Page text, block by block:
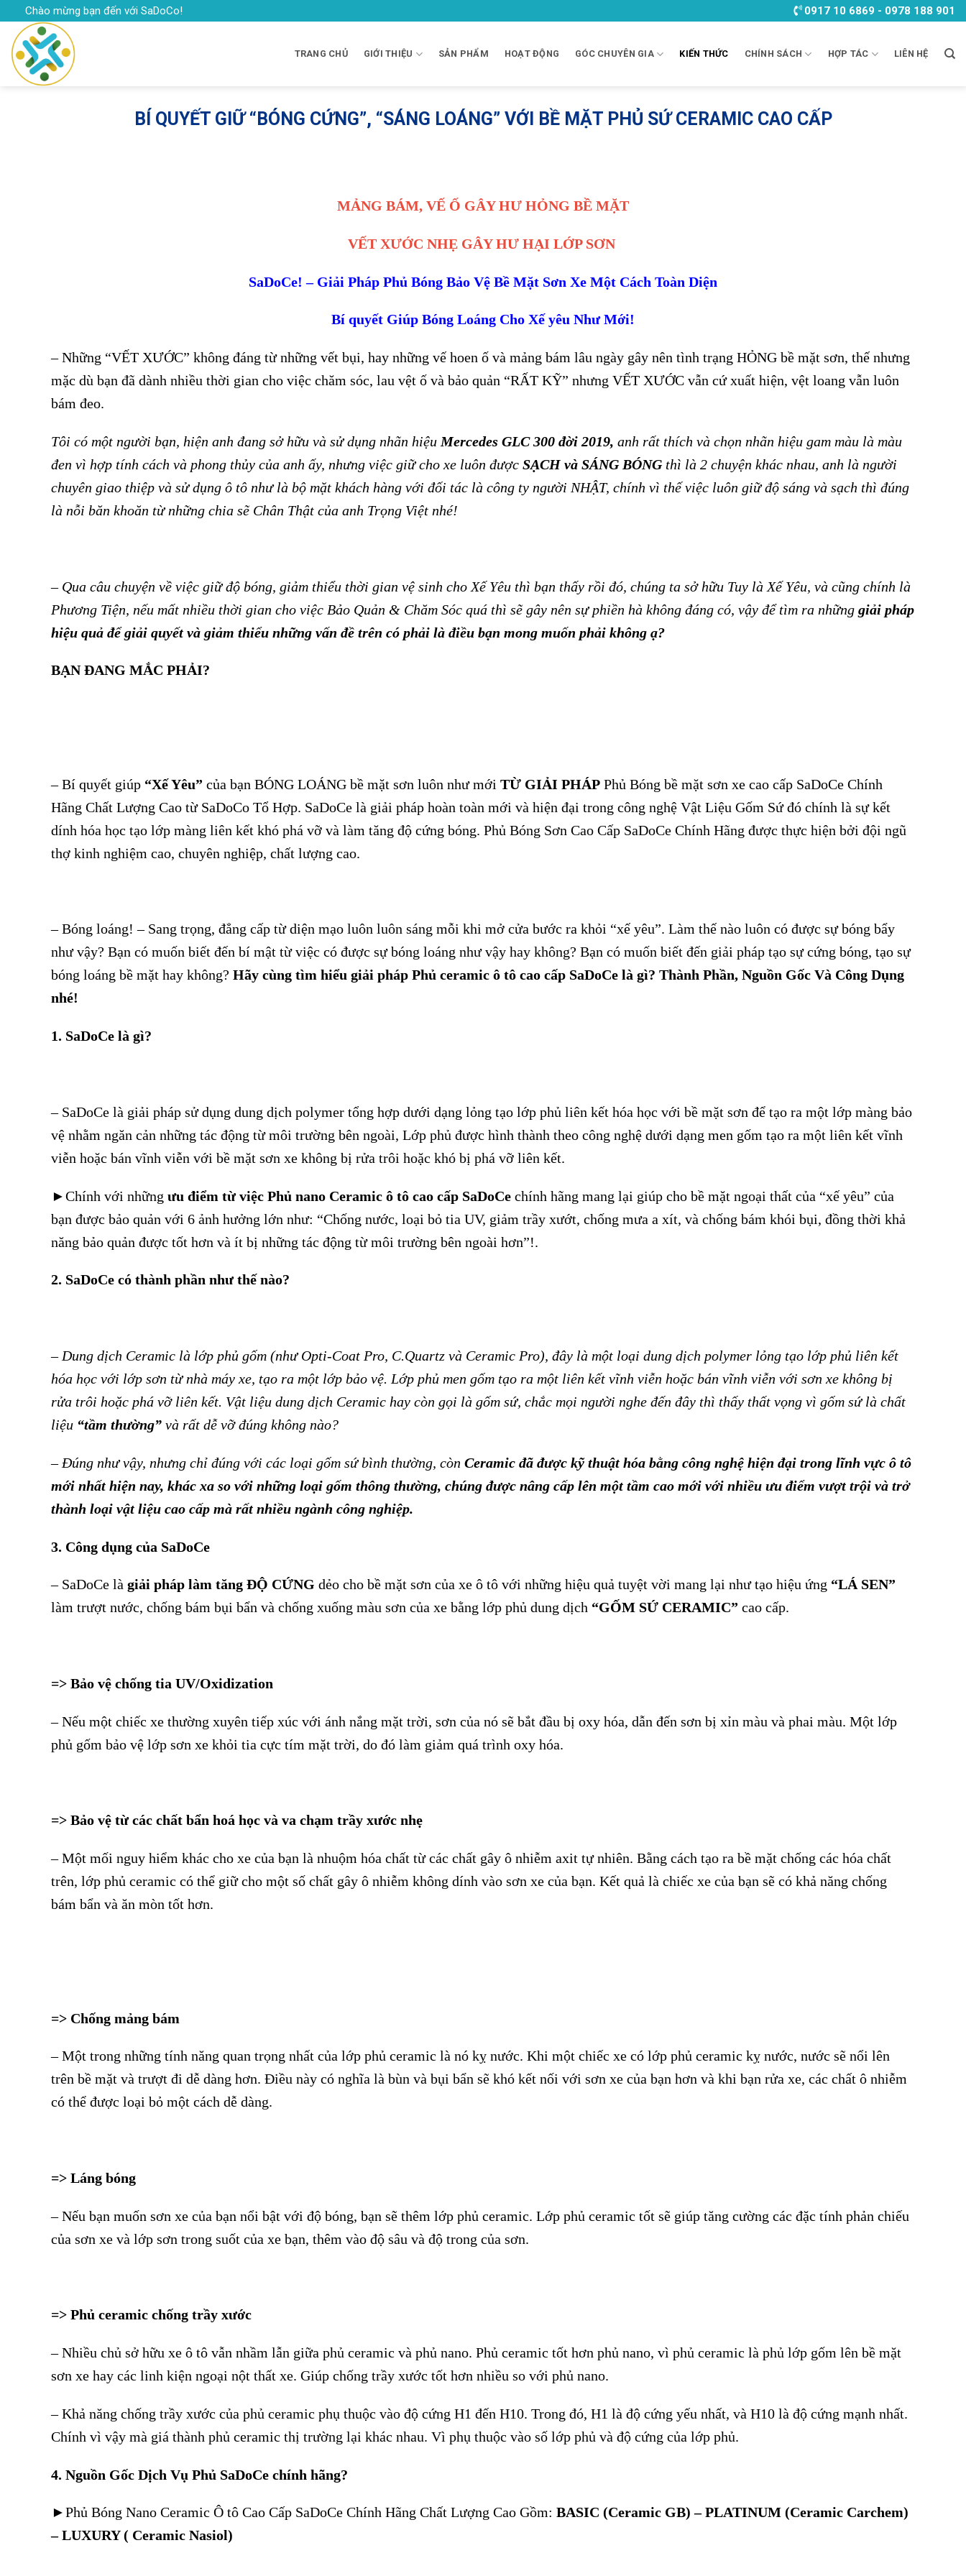
to
content
Chào mừng bạn đến với SaDoCo! 0917 10 6869 - 0978 188 901
TRANG CHỦ GIỚI THIỆU SẢN PHẨM HOẠT ĐỘNG GÓC CHUYÊN GIA KIẾN THỨC CHÍNH SÁCH HỢP TÁC LIÊN HỆ
BÍ QUYẾT GIỮ “BÓNG CỨNG”, “SÁNG LOÁNG” VỚI BỀ MẶT PHỦ SỨ CERAMIC CAO CẤP
MẢNG BÁM, VẾ Ố GÂY HƯ HỎNG BỀ MẶT
VẾT XƯỚC NHẸ GÂY HƯ HẠI LỚP SƠN
SaDoCe! – Giải Pháp Phủ Bóng Bảo Vệ Bề Mặt Sơn Xe Một Cách Toàn Diện
Bí quyết Giúp Bóng Loáng Cho Xế yêu Như Mới!
– Những “VẾT XƯỚC” không đáng từ những vết bụi, hay những vế hoen ố và mảng bám lâu ngày gây nên tình trạng HỎNG bề mặt sơn, thế nhưng
mặc dù bạn đã dành nhiều thời gian cho việc chăm sóc, lau vệt ố và bảo quản “RẤT KỸ” nhưng VẾT XƯỚC vẫn cứ xuất hiện, vệt loang vẫn luôn
bám đeo.
Tôi có một người bạn, hiện anh đang sở hữu và sử dụng nhãn hiệu Mercedes GLC 300 đời 2019, anh rất thích và chọn nhãn hiệu gam màu là màu
đen vì hợp tính cách và phong thủy của anh ấy, nhưng việc giữ cho xe luôn được SẠCH và SÁNG BÓNG thì là 2 chuyện khác nhau, anh là người
chuyên giao thiệp và sử dụng ô tô như là bộ mặt khách hàng với đối tác là công ty người NHẬT, chính vì thế việc luôn giữ độ sáng và sạch thì đúng
là nỗi băn khoăn từ những chia sẽ Chân Thật của anh Trọng Việt nhé!
–Qua câu chuyện về việc giữ độ bóng, giảm thiểu thời gian vệ sinh cho Xế Yêu thì bạn thấy rồi đó, chúng ta sở hữu Tuy là Xế Yêu, và cũng chính là
Phương Tiện, nếu mất nhiều thời gian cho việc Bảo Quản & Chăm Sóc quá thì sẽ gây nên sự phiền hà không đáng có, vậy để tìm ra những giải pháp
hiệu quả để giải quyết và giảm thiểu những vấn đề trên có phải là điều bạn mong muốn phải không ạ?
BẠN ĐANG MẮC PHẢI?
– Bí quyết giúp “Xế Yêu” của bạn BÓNG LOÁNG bề mặt sơn luôn như mới TỪ GIẢI PHÁP Phủ Bóng bề mặt sơn xe cao cấp SaDoCe Chính
Hãng Chất Lượng Cao từ SaDoCo Tổ Hợp. SaDoCe là giải pháp hoàn toàn mới và hiện đại trong công nghệ Vật Liệu Gốm Sứ đó chính là sự kết
dính hóa học tạo lớp màng liên kết khó phá vỡ và làm tăng độ cứng bóng. Phủ Bóng Sơn Cao Cấp SaDoCe Chính Hãng được thực hiện bởi đội ngũ
thợ kinh nghiệm cao, chuyên nghiệp, chất lượng cao.
– Bóng loáng! – Sang trọng, đẳng cấp từ diện mạo luôn luôn sáng mỗi khi mở cửa bước ra khỏi “xế yêu”. Làm thế nào luôn có được sự bóng bẩy
như vậy? Bạn có muốn biết đến bí mật từ việc có được sự bóng loáng như vậy hay không? Bạn có muốn biết đến giải pháp tạo sự cứng bóng, tạo sự
bóng loáng bề mặt hay không? Hãy cùng tìm hiểu giải pháp Phủ ceramic ô tô cao cấp SaDoCe là gì? Thành Phần, Nguồn Gốc Và Công Dụng
nhé!
1. SaDoCe là gì?
– SaDoCe là giải pháp sử dụng dung dịch polymer tổng hợp dưới dạng lỏng tạo lớp phủ liên kết hóa học với bề mặt sơn để tạo ra một lớp màng bảo
vệ nhằm ngăn cản những tác động từ môi trường bên ngoài, Lớp phủ được hình thành theo công nghệ dưới dạng men gốm tạo ra một liên kết vĩnh
viễn hoặc bán vĩnh viễn với bề mặt sơn xe không bị rửa trôi hoặc khó bị phá vỡ liên kết.
►Chính với những ưu điểm từ việc Phủ nano Ceramic ô tô cao cấp SaDoCe chính hãng mang lại giúp cho bề mặt ngoại thất của “xế yêu” của
bạn được bảo quản với 6 ảnh hưởng lớn như: “Chống nước, loại bỏ tia UV, giảm trầy xướt, chống mưa a xít, và chống bám khói bụi, đồng thời khả
năng bảo quản được tốt hơn và ít bị những tác động từ môi trường bên ngoài hơn”!.
2. SaDoCe có thành phần như thế nào?
– Dung dịch Ceramic là lớp phủ gốm (như Opti-Coat Pro, C.Quartz và Ceramic Pro), đây là một loại dung dịch polymer lỏng tạo lớp phủ liên kết
hóa học với lớp sơn từ nhà máy xe, tạo ra một lớp bảo vệ. Lớp phủ men gốm tạo ra một liên kết vĩnh viễn hoặc bán vĩnh viễn với sơn xe không bị
rửa trôi hoặc phá vỡ liên kết. Vật liệu dung dịch Ceramic hay còn gọi là gốm sứ, chắc mọi người nghe đến đây thì thấy thất vọng vì gốm sứ là chất
liệu “tầm thường” và rất dễ vỡ đúng không nào?
– Đúng như vậy, nhưng chỉ đúng với các loại gốm sứ bình thường, còn Ceramic đã được kỹ thuật hóa bằng công nghệ hiện đại trong lĩnh vực ô tô
mới nhất hiện nay, khác xa so với những loại gốm thông thường, chúng được nâng cấp lên một tầm cao mới với nhiều ưu điểm vượt trội và trở
thành loại vật liệu cao cấp mà rất nhiều ngành công nghiệp.
3. Công dụng của SaDoCe
– SaDoCe là giải pháp làm tăng ĐỘ CỨNG dẻo cho bề mặt sơn của xe ô tô với những hiệu quả tuyệt vời mang lại như tạo hiệu ứng “LÁ SEN”
làm trượt nước, chống bám bụi bẩn và chống xuống màu sơn của xe bằng lớp phủ dung dịch “GỐM SỨ CERAMIC” cao cấp.
=> Bảo vệ chống tia UV/Oxidization
– Nếu một chiếc xe thường xuyên tiếp xúc với ánh nắng mặt trời, sơn của nó sẽ bắt đầu bị oxy hóa, dẫn đến sơn bị xỉn màu và phai màu. Một lớp
phủ gốm bảo vệ lớp sơn xe khỏi tia cực tím mặt trời, do đó làm giảm quá trình oxy hóa.
=> Bảo vệ từ các chất bẩn hoá học và va chạm trầy xước nhẹ
– Một mối nguy hiểm khác cho xe của bạn là nhuộm hóa chất từ các chất gây ô nhiễm axit tự nhiên. Bằng cách tạo ra bề mặt chống các hóa chất
trên, lớp phủ ceramic có thể giữ cho một số chất gây ô nhiễm không dính vào sơn xe của bạn. Kết quả là chiếc xe của bạn sẽ có khả năng chống
bám bẩn và ăn mòn tốt hơn.
=> Chống mảng bám
– Một trong những tính năng quan trọng nhất của lớp phủ ceramic là nó kỵ nước. Khi một chiếc xe có lớp phủ ceramic kỵ nước, nước sẽ nổi lên
trên bề mặt và trượt đi dễ dàng hơn. Điều này có nghĩa là bùn và bụi bẩn sẽ khó kết nối với sơn xe của bạn hơn và khi bạn rửa xe, các chất ô nhiễm
có thể được loại bỏ một cách dễ dàng.
=> Láng bóng
– Nếu bạn muốn sơn xe của bạn nổi bật với độ bóng, bạn sẽ thêm lớp phủ ceramic. Lớp phủ ceramic tốt sẽ giúp tăng cường các đặc tính phản chiếu
của sơn xe và lớp sơn trong suốt của xe bạn, thêm vào độ sâu và độ trong của sơn.
=> Phủ ceramic chống trầy xước
– Nhiều chủ sở hữu xe ô tô vẫn nhầm lẫn giữa phủ ceramic và phủ nano. Phủ ceramic tốt hơn phủ nano, vì phủ ceramic là phủ lớp gốm lên bề mặt
sơn xe hay các linh kiện ngoại nột thất xe. Giúp chống trầy xước tốt hơn nhiều so với phủ nano.
– Khả năng chống trầy xước của phủ ceramic phụ thuộc vào độ cứng H1 đến H10. Trong đó, H1 là độ cứng yếu nhất, và H10 là độ cứng mạnh nhất.
Chính vì vậy mà giá thành phủ ceramic thị trường lại khác nhau. Vì phụ thuộc vào số lớp phủ và độ cứng của lớp phủ.
4. Nguồn Gốc Dịch Vụ Phủ SaDoCe chính hãng?
►Phủ Bóng Nano Ceramic Ô tô Cao Cấp SaDoCe Chính Hãng Chất Lượng Cao Gồm: BASIC (Ceramic GB) – PLATINUM (Ceramic Carchem)
– LUXURY ( Ceramic Nasiol)